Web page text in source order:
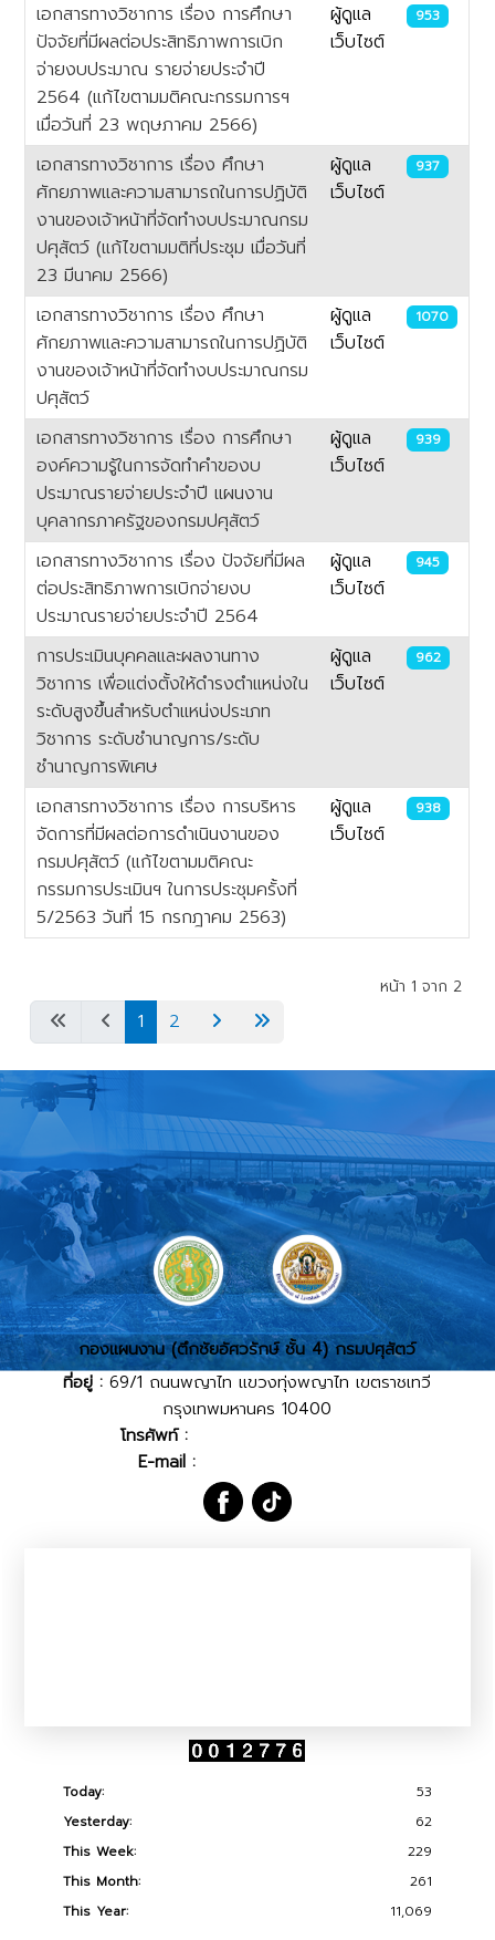
เอกสารทางวิชาการ เรื่อง การศึกษา
ปัจจัยที่มีผลต่อประสิทธิภาพการเบิก
จ่ายงบประมาณ รายจ่ายประจำปี
2564 (แก้ไขตามมติคณะกรรมการฯ
เมื่อวันที่ 23 พฤษภาคม 2566)
ผู้ดูแล
เว็บไซต์
953
เอกสารทางวิชาการ เรื่อง ศึกษา
ศักยภาพและความสามารถในการปฏิบัติ
งานของเจ้าหน้าที่จัดทำงบประมาณกรม
ปศุสัตว์ (แก้ไขตามมติที่ประชุม เมื่อวันที่
23 มีนาคม 2566)
ผู้ดูแล
เว็บไซต์
937
เอกสารทางวิชาการ เรื่อง ศึกษา
ศักยภาพและความสามารถในการปฏิบัติ
งานของเจ้าหน้าที่จัดทำงบประมาณกรม
ปศุสัตว์
ผู้ดูแล
เว็บไซต์
1070
เอกสารทางวิชาการ เรื่อง การศึกษา
องค์ความรู้ในการจัดทำคำของบ
ประมาณรายจ่ายประจำปี แผนงาน
บุคลากรภาครัฐของกรมปศุสัตว์
ผู้ดูแล
เว็บไซต์
939
เอกสารทางวิชาการ เรื่อง ปัจจัยที่มีผล
ต่อประสิทธิภาพการเบิกจ่ายงบ
ประมาณรายจ่ายประจำปี 2564
ผู้ดูแล
เว็บไซต์
945
การประเมินบุคคลและผลงานทาง
วิชาการ เพื่อแต่งตั้งให้ดำรงตำแหน่งใน
ระดับสูงขึ้นสำหรับตำแหน่งประเภท
วิชาการ ระดับชำนาญการ/ระดับ
ชำนาญการพิเศษ
ผู้ดูแล
เว็บไซต์
962
เอกสารทางวิชาการ เรื่อง การบริหาร
จัดการที่มีผลต่อการดำเนินงานของ
กรมปศุสัตว์ (แก้ไขตามมติคณะ
กรรมการประเมินฯ ในการประชุมครั้งที่
5/2563 วันที่ 15 กรกฎาคม 2563)
ผู้ดูแล
เว็บไซต์
938
หน้า 1 จาก 2
1 2
กองแผนงาน (ตึกชัยอัศวรักษ์ ชั้น 4) กรมปศุสัตว์
ที่อยู่ : 69/1 ถนนพญาไท แขวงทุ่งพญาไท เขตราชเทวี
กรุงเทพมหานคร 10400
โทรศัพท์ :
E-mail :
Today:
53
Yesterday:
62
This Week:
229
This Month:
261
This Year:
11,069